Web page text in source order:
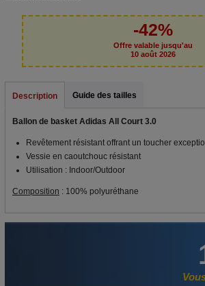
-42%
Offre valable jusqu'au
10 août 2026
Description Guide des tailles
Ballon de basket Adidas All Court 3.0
Revêtement résistant offrant un toucher
Vessie en caoutchouc résistant
Utilisation : Indoor/Outdoor
Composition : 100% polyuréthane